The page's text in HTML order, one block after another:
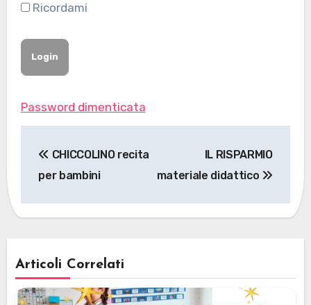
Ricordami
Password dimenticata
articoli
CHICCOLINO recita
per bambini
IL RISPARMIO
materiale didattico
Articoli Correlati